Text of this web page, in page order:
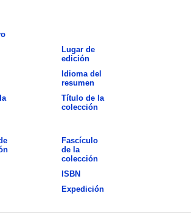
Lugar de
edición
Idioma del
resumen
Título de la
colección
Fascículo
de la
colección
ISBN
Expedición